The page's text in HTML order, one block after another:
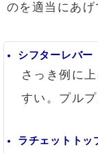
のを適当にあげ
シフターレバー
さっき例に
すい。プル
ラチェットトッ